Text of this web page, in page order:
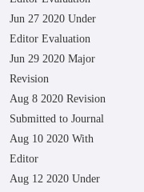
Jun 27 2020 Under
Editor Evaluation
Jun 29 2020 Major
Revision
Aug 8 2020 Revision
Submitted to Journal
Aug 10 2020 With
Editor
Aug 12 2020 Under